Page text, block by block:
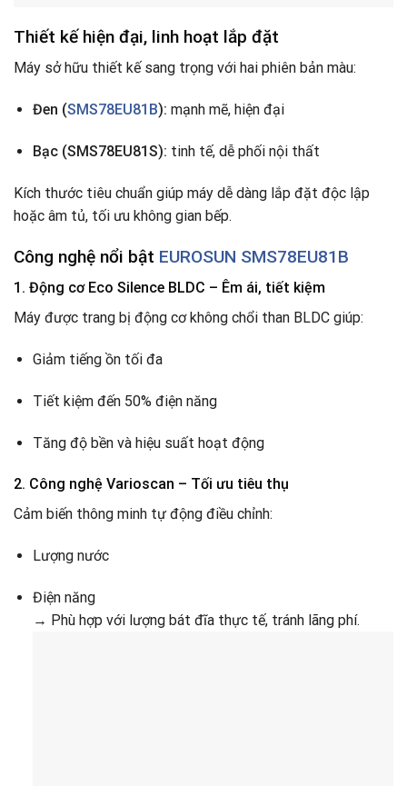
Thiết kế hiện đại, linh hoạt lắp đặt
Máy sở hữu thiết kế sang trọng với hai phiên bản màu:
Đen (SMS78EU81B): mạnh mẽ, hiện đại
Bạc (SMS78EU81S): tinh tế, dễ phối nội thất
Kích thước tiêu chuẩn giúp máy dễ dàng lắp đặt độc lập
hoặc âm tủ, tối ưu không gian bếp.
Công nghệ nổi bật EUROSUN SMS78EU81B
1. Động cơ Eco Silence BLDC – Êm ái, tiết kiệm
Máy được trang bị động cơ không chổi than BLDC giúp:
Giảm tiếng ồn tối đa
Tiết kiệm đến 50% điện năng
Tăng độ bền và hiệu suất hoạt động
2. Công nghệ Varioscan – Tối ưu tiêu thụ
Cảm biến thông minh tự động điều chỉnh:
Lượng nước
Điện năng
→ Phù hợp với lượng bát đĩa thực tế, tránh lãng phí.